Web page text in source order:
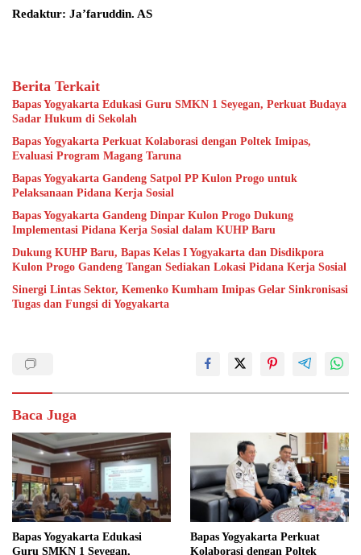
Redaktur: Ja’faruddin. AS
Berita Terkait
Bapas Yogyakarta Edukasi Guru SMKN 1 Seyegan, Perkuat Budaya
Sadar Hukum di Sekolah
Bapas Yogyakarta Perkuat Kolaborasi dengan Poltek Imipas,
Evaluasi Program Magang Taruna
Bapas Yogyakarta Gandeng Satpol PP Kulon Progo untuk
Pelaksanaan Pidana Kerja Sosial
Bapas Yogyakarta Gandeng Dinpar Kulon Progo Dukung
Implementasi Pidana Kerja Sosial dalam KUHP Baru
Dukung KUHP Baru, Bapas Kelas I Yogyakarta dan Disdikpora
Kulon Progo Gandeng Tangan Sediakan Lokasi Pidana Kerja Sosial
Sinergi Lintas Sektor, Kemenko Kumham Imipas Gelar Sinkronisasi
Tugas dan Fungsi di Yogyakarta
Baca Juga
Bapas Yogyakarta Edukasi
Guru SMKN 1 Seyegan,
Bapas Yogyakarta Perkuat
Kolaborasi dengan Poltek